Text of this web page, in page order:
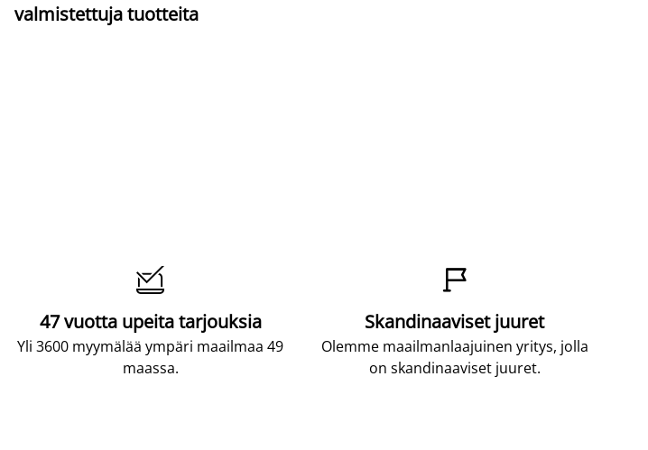
valmistettuja tuotteita

47 vuotta upeita tarjouksia
Yli 3600 myymälää ympäri maailmaa 49
maassa.

Skandinaaviset juuret
Olemme maailmanlaajuinen yritys, jolla
on skandinaaviset juuret.